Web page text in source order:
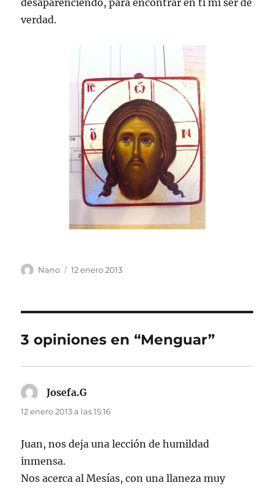
verdad.
Autor
Nano
Publicado
12 enero 2013
3 opiniones en “Menguar”
Josefa.G
12 enero 2013 a las 15:16
Juan, nos deja una lección de humildad
inmensa.
Nos acerca al Mesías, con una llaneza muy